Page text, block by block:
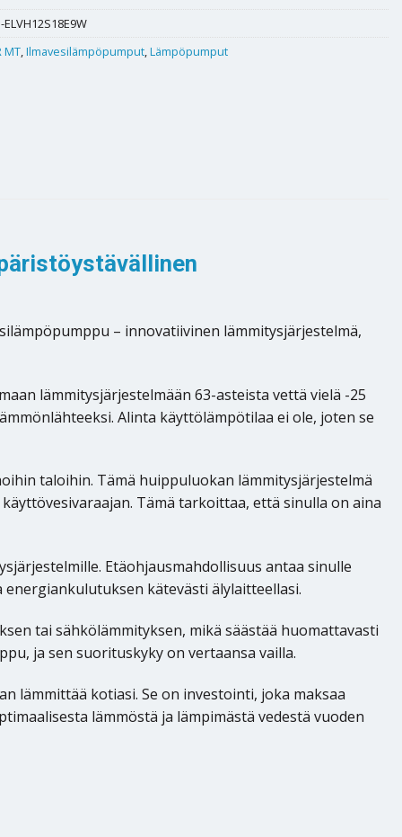
ELVH12S18E9W
MT,Ilmavesilämpöpumput,Lämpöpumput
– innovatiivinen lämmitysjärjestelmä,
lämmitysjärjestelmään 63-asteista vettä vielä -25
Alinta käyttölämpötilaa ei ole, joten se
taloihin. Tämä huippuluokan lämmitysjärjestelmä
käyttövesivaraajan. Tämä tarkoittaa, että sinulla on aina
Etäohjausmahdollisuus antaa sinulle
kätevästi älylaitteellasi.
tai sähkölämmityksen, mikä säästää huomattavasti
ja sen suorituskyky on vertaansa vailla.
lämmittää kotiasi. Se on investointi, joka maksaa
lämmöstä ja lämpimästä vedestä vuoden